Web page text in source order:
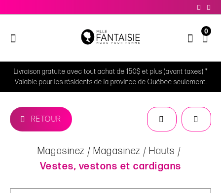
0
Livraison gratuite avec tout achat de 150$ et plus (avant taxes) *
Valable pour les résidents de la province de Québec seulement.
RETOUR
Magasinez Magasinez
Hauts
Vestes, vestons et cardigans